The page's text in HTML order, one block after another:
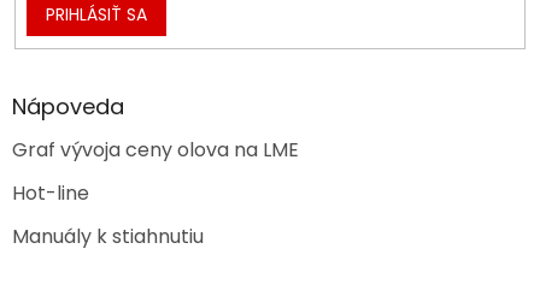
PRIHLÁSIŤ SA
Nápoveda
Graf vývoja ceny olova na LME
Hot-line
Manuály k stiahnutiu